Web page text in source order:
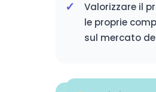
Valorizzare il
le proprie
sul mercato